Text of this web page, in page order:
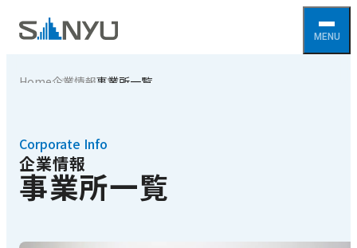
Home企業情報事業所一覧
Corporate Info
企業情報
事業所一覧